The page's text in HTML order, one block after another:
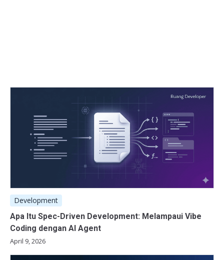
Development
Apa Itu Spec-Driven Development: Melampaui Vibe
Coding dengan AI Agent
April 9, 2026